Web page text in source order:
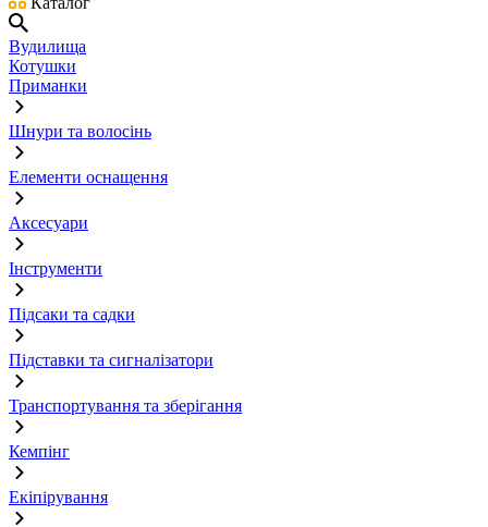
Вудилища
Котушки
Приманки
Шнури та волосінь
Елементи оснащення
Аксесуари
Інструменти
Підсаки та садки
Підставки та сигналізатори
Транспортування та зберігання
Кемпінг
Екіпірування